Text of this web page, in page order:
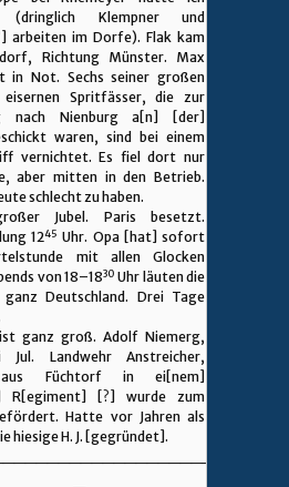
(dringlich Klempner und
arbeiten im Dorfe). Flak kam
Richtung Münster. Max
in Not. Sechs seiner großen
Spritfässer, die zur
nach Nienburg a[n] [der]
waren, sind bei einem
vernichtet. Es fiel dort nur
aber mitten in den Betrieb.
schlecht zu haben.
Jubel. Paris besetzt.
1245 Uhr. Opa [hat] sofort
mit allen Glocken
von 18–1830 Uhr läuten die
Deutschland. Drei Tage
ganz groß. Adolf Niemerg,
Landwehr Anstreicher,
Füchtorf in ei[nem]
R[egiment] [?] wurde zum
Hatte vor Jahren als
hiesige H. J. [gegründet].